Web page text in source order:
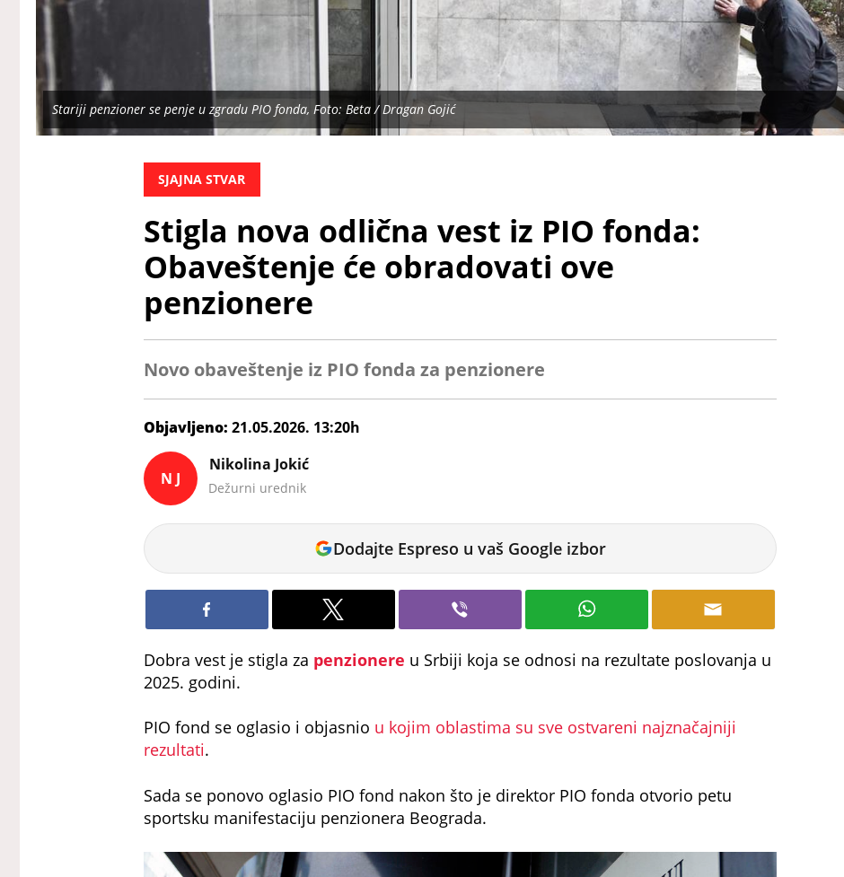
Stariji penzioner se penje u zgradu PIO fonda, Foto: Beta / Dragan Gojić
SJAJNA STVAR
Stigla nova odlična vest iz PIO fonda:
Obaveštenje će obradovati ove
penzionere
Novo obaveštenje iz PIO fonda za penzionere
Objavljeno: 21.05.2026. 13:20h
N J
Nikolina Jokić
Dežurni urednik
Dodajte Espreso u vaš Google izbor
Dobra vest je stigla za penzionere u Srbiji koja se odnosi na rezultate poslovanja u
2025. godini.
PIO fond se oglasio i objasnio u kojim oblastima su sve ostvareni najznačajniji
rezultati.
Sada se ponovo oglasio PIO fond nakon što je direktor PIO fonda otvorio petu
sportsku manifestaciju penzionera Beograda.